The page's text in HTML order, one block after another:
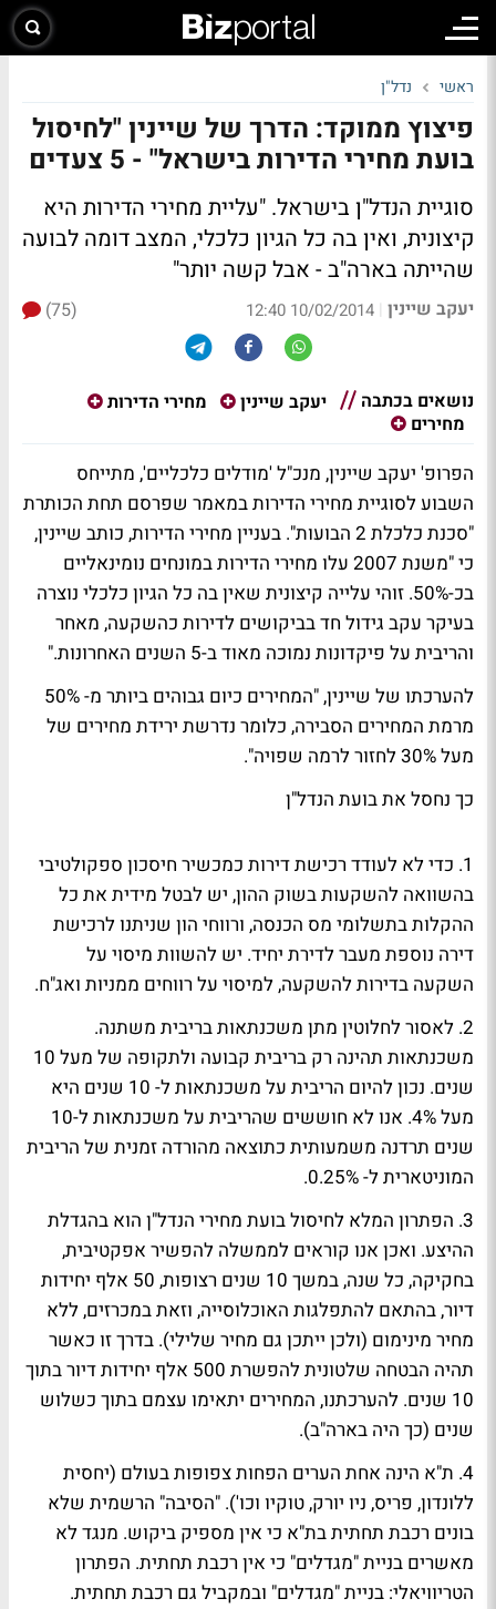
ראשי נדל"ן
פיצוץ ממוקד: הדרך של שיינין "לחיסול
בועת מחירי הדירות בישראל" - 5 צעדים
סוגיית הנדל"ן בישראל. "עליית מחירי הדירות היא
קיצונית, ואין בה כל הגיון כלכלי, המצב דומה לבועה
שהייתה בארה"ב - אבל קשה יותר"
יעקב שיינין |
10/02/2014 12:40
(75)
נושאים בכתבה יעקב שיינין
מחירי הדירות
מחירים
הפרופ' יעקב שיינין, מנכ"ל 'מודלים כלכליים', מתייחס
השבוע לסוגיית מחירי הדירות במאמר שפרסם תחת הכותרת
"סכנת כלכלת 2 הבועות". בעניין מחירי הדירות, כותב שיינין,
כי "משנת 2007 עלו מחירי הדירות במונחים נומינאליים
בכ-50%. זוהי עלייה קיצונית שאין בה כל הגיון כלכלי נוצרה
בעיקר עקב גידול חד בביקושים לדירות כהשקעה, מאחר
והריבית על פיקדונות נמוכה מאוד ב-5 השנים האחרונות."
להערכתו של שיינין, "המחירים כיום גבוהים ביותר מ- 50%
מרמת המחירים הסבירה, כלומר נדרשת ירידת מחירים של
מעל 30% לחזור לרמה שפויה".
כך נחסל את בועת הנדל"ן
1. כדי לא לעודד רכישת דירות כמכשיר חיסכון ספקולטיבי
בהשוואה להשקעות בשוק ההון, יש לבטל מידית את כל
ההקלות בתשלומי מס הכנסה, ורווחי הון שניתנו לרכישת
דירה נוספת מעבר לדירת יחיד. יש להשוות מיסוי על
השקעה בדירות להשקעה, למיסוי על רווחים ממניות ואג"ח.
2. לאסור לחלוטין מתן משכנתאות בריבית משתנה.
משכנתאות תהינה רק בריבית קבועה ולתקופה של מעל 10
שנים. נכון להיום הריבית על משכנתאות ל- 10 שנים היא
מעל 4%. אנו לא חוששים שהריבית על משכנתאות ל-10
שנים תרדנה משמעותית כתוצאה מהורדה זמנית של הריבית
המוניטארית ל- 0.25%.
3. הפתרון המלא לחיסול בועת מחירי הנדל"ן הוא בהגדלת
ההיצע. ואכן אנו קוראים לממשלה להפשיר אפקטיבית,
בחקיקה, כל שנה, במשך 10 שנים רצופות, 50 אלף יחידות
דיור, בהתאם להתפלגות האוכלוסייה, וזאת במכרזים, ללא
מחיר מינימום (ולכן ייתכן גם מחיר שלילי). בדרך זו כאשר
תהיה הבטחה שלטונית להפשרת 500 אלף יחידות דיור בתוך
10 שנים. להערכתנו, המחירים יתאימו עצמם בתוך כשלוש
שנים (כך היה בארה"ב).
4. ת"א הינה אחת הערים הפחות צפופות בעולם (יחסית
ללונדון, פריס, ניו יורק, טוקיו וכו'). "הסיבה" הרשמית שלא
בונים רכבת תחתית בת"א כי אין מספיק ביקוש. מנגד לא
מאשרים בניית "מגדלים" כי אין רכבת תחתית. הפתרון
הטריוויאלי: בניית "מגדלים" ובמקביל גם רכבת תחתית.